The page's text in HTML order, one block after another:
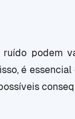
podem
é